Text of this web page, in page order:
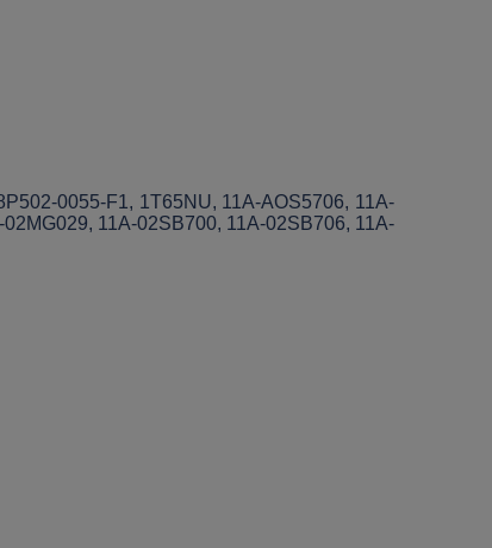
0055-F1, 1T65NU, 11A-AOS5706, 11A-
11A-02SB700, 11A-02SB706, 11A-